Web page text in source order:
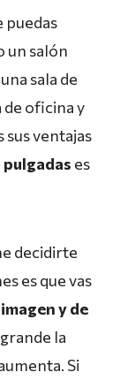
puedas
un salón
sala de
de oficina y
sus ventajas
pulgadas es
decidirte
es que vas
y de
la
Si